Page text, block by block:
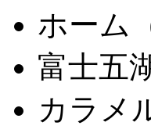
ホーム
富士五
カラメ